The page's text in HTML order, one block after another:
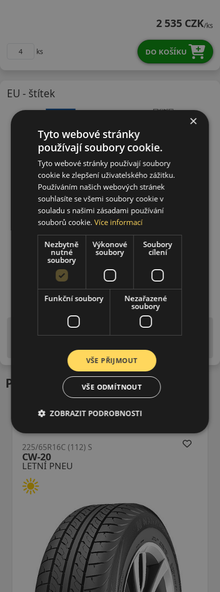
2 535 CZK/ks
ks DO KOŠÍKU
EU - štítek
Upozornění! Hodnoty na štítku jsou pouze
informativního charakteru. Mohou být dodány pneumatiky
is EU štítky ve smyslu dosud platné (předchozí) legislativy.
Podobné produkty
LETNÍ PNEU
CW-20
225/65R16C (112) S
×
Tyto webové stránky
používají soubory cookie.
Tyto webové stránky používají soubory
cookie ke zlepšení uživatelského zážitku.
Používáním našich webových stránek
souhlasíte se všemi soubory cookie v
souladu s našimi zásadami používání
souborů cookie.Více informací
Nezbytně
nutné
soubory
Výkonové
soubory
Soubory
cílení
Funkční soubory
Nezařazené
soubory
VŠE PŘIJMOUT
VŠE ODMÍTNOUT
ZOBRAZIT PODROBNOSTI